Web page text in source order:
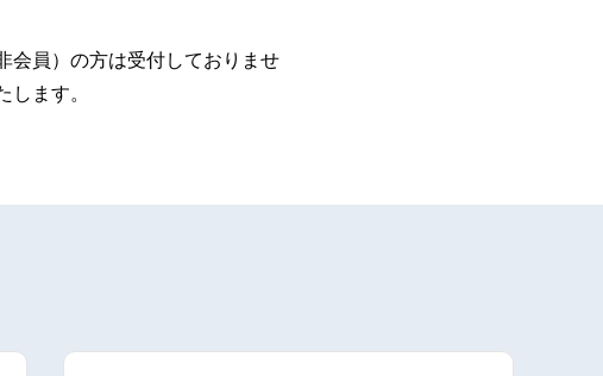
会員）の方は受付しておりませ
ます。